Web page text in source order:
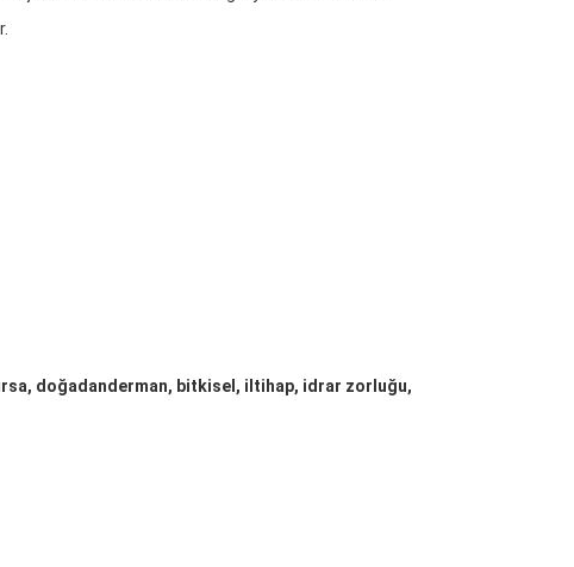
doğadanderman, bitkisel, iltihap, idrar zorluğu,